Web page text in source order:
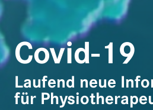
Covid-19
Laufend neue
für